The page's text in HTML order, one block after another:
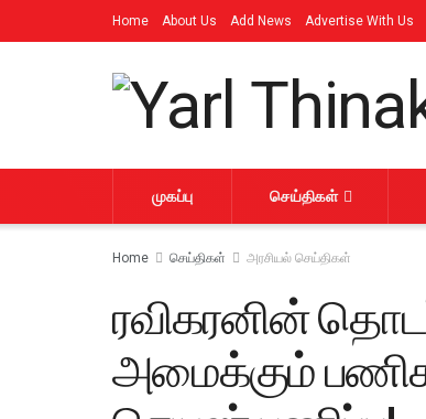
Home About Us Add News Advertise With Us
முகப்பு செய்திகள்
Home செய்திகள் அரசியல் செய்திகள்
ரவிகரனின்
அமைக்கும்